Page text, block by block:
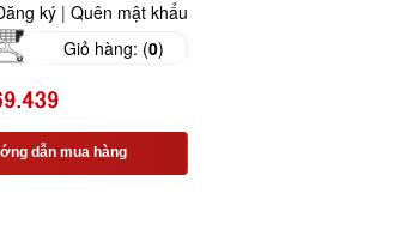
ký | Quên mật khẩu
Giỏ hàng: (0)
dẫn mua hàng